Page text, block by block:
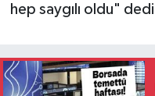
hep saygılı oldu"